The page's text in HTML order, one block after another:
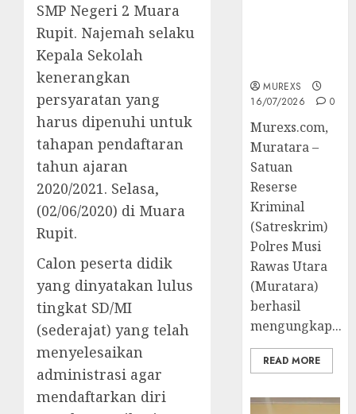
SMP Negeri 2 Muara
Rupit. Najemah selaku
Kepala Sekolah
kenerangkan
persyaratan yang
harus dipenuhi untuk
tahapan pendaftaran
tahun ajaran
2020/2021. Selasa,
(02/06/2020) di Muara
Rupit.
Calon peserta didik
yang dinyatakan lulus
tingkat SD/MI
(sederajat) yang telah
menyelesaikan
administrasi agar
mendaftarkan diri
MUREXS
16/07/2026
0
Murexs.com,
Muratara –
Satuan
Reserse
Kriminal
(Satreskrim)
Polres Musi
Rawas Utara
(Muratara)
berhasil
mengungkap...
READ MORE